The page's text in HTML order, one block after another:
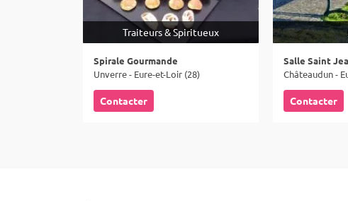
Traiteurs & Spiritueux
Spirale Gourmande
Unverre - Eure-et-Loir (28)
Contacter
Salle Saint
Châteaudun -
Contacter